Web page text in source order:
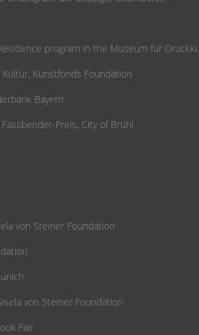
program in the Museum für
Kunstfonds Foundation
Bayern
Preis, City of Brühl
von Steiner Foundation
von Steiner Foundation
Fair